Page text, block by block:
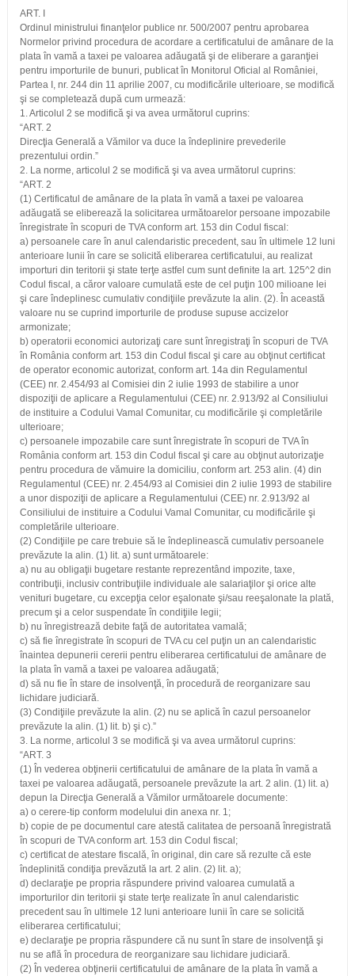
ART. I
Ordinul ministrului finanţelor publice nr. 500/2007 pentru aprobarea
Normelor privind procedura de acordare a certificatului de amânare de la
plata în vamă a taxei pe valoarea adăugată şi de eliberare a garanţiei
pentru importurile de bunuri, publicat în Monitorul Oficial al României,
Partea I, nr. 244 din 11 aprilie 2007, cu modificările ulterioare, se modifică
şi se completează după cum urmează:
1. Articolul 2 se modifică şi va avea următorul cuprins:
“ART. 2
Direcţia Generală a Vămilor va duce la îndeplinire prevederile
prezentului ordin.”
2. La norme, articolul 2 se modifică şi va avea următorul cuprins:
“ART. 2
(1) Certificatul de amânare de la plata în vamă a taxei pe valoarea
adăugată se eliberează la solicitarea următoarelor persoane impozabile
înregistrate în scopuri de TVA conform art. 153 din Codul fiscal:
a) persoanele care în anul calendaristic precedent, sau în ultimele 12 luni
anterioare lunii în care se solicită eliberarea certificatului, au realizat
importuri din teritorii şi state terţe astfel cum sunt definite la art. 125^2 din
Codul fiscal, a căror valoare cumulată este de cel puţin 100 milioane lei
şi care îndeplinesc cumulativ condiţiile prevăzute la alin. (2). În această
valoare nu se cuprind importurile de produse supuse accizelor
armonizate;
b) operatorii economici autorizaţi care sunt înregistraţi în scopuri de TVA
în România conform art. 153 din Codul fiscal şi care au obţinut certificat
de operator economic autorizat, conform art. 14a din Regulamentul
(CEE) nr. 2.454/93 al Comisiei din 2 iulie 1993 de stabilire a unor
dispoziţii de aplicare a Regulamentului (CEE) nr. 2.913/92 al Consiliului
de instituire a Codului Vamal Comunitar, cu modificările şi completările
ulterioare;
c) persoanele impozabile care sunt înregistrate în scopuri de TVA în
România conform art. 153 din Codul fiscal şi care au obţinut autorizaţie
pentru procedura de vămuire la domiciliu, conform art. 253 alin. (4) din
Regulamentul (CEE) nr. 2.454/93 al Comisiei din 2 iulie 1993 de stabilire
a unor dispoziţii de aplicare a Regulamentului (CEE) nr. 2.913/92 al
Consiliului de instituire a Codului Vamal Comunitar, cu modificările şi
completările ulterioare.
(2) Condiţiile pe care trebuie să le îndeplinească cumulativ persoanele
prevăzute la alin. (1) lit. a) sunt următoarele:
a) nu au obligaţii bugetare restante reprezentând impozite, taxe,
contribuţii, inclusiv contribuţiile individuale ale salariaţilor şi orice alte
venituri bugetare, cu excepţia celor eşalonate şi/sau reeşalonate la plată,
precum şi a celor suspendate în condiţiile legii;
b) nu înregistrează debite faţă de autoritatea vamală;
c) să fie înregistrate în scopuri de TVA cu cel puţin un an calendaristic
înaintea depunerii cererii pentru eliberarea certificatului de amânare de
la plata în vamă a taxei pe valoarea adăugată;
d) să nu fie în stare de insolvenţă, în procedură de reorganizare sau
lichidare judiciară.
(3) Condiţiile prevăzute la alin. (2) nu se aplică în cazul persoanelor
prevăzute la alin. (1) lit. b) şi c).”
3. La norme, articolul 3 se modifică şi va avea următorul cuprins:
“ART. 3
(1) În vederea obţinerii certificatului de amânare de la plata în vamă a
taxei pe valoarea adăugată, persoanele prevăzute la art. 2 alin. (1) lit. a)
depun la Direcţia Generală a Vămilor următoarele documente:
a) o cerere-tip conform modelului din anexa nr. 1;
b) copie de pe documentul care atestă calitatea de persoană înregistrată
în scopuri de TVA conform art. 153 din Codul fiscal;
c) certificat de atestare fiscală, în original, din care să rezulte că este
îndeplinită condiţia prevăzută la art. 2 alin. (2) lit. a);
d) declaraţie pe propria răspundere privind valoarea cumulată a
importurilor din teritorii şi state terţe realizate în anul calendaristic
precedent sau în ultimele 12 luni anterioare lunii în care se solicită
eliberarea certificatului;
e) declaraţie pe propria răspundere că nu sunt în stare de insolvenţă şi
nu se află în procedura de reorganizare sau lichidare judiciară.
(2) În vederea obţinerii certificatului de amânare de la plata în vamă a